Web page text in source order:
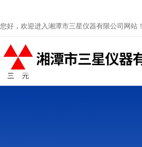
您好，欢迎进入湘潭市三星仪器有限公司网站！